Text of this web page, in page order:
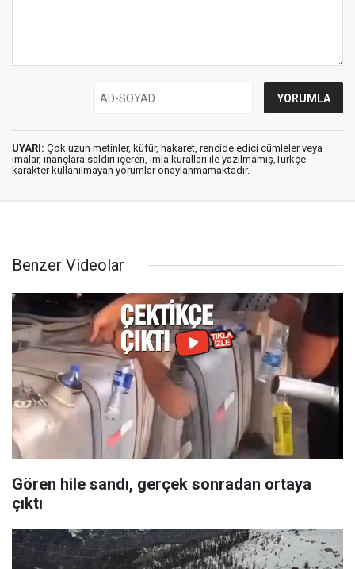
UYARI: Çok uzun metinler, küfür, hakaret, rencide edici cümleler veya
imalar, inançlara saldırı içeren, imla kuralları ile yazılmamış,Türkçe
karakter kullanılmayan yorumlar onaylanmamaktadır.
Benzer Videolar
Gören hile sandı, gerçek sonradan ortaya
çıktı